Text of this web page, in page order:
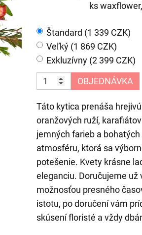
ks
Štandard (1 339 CZK)
Veľký (1 869 CZK)
Exkluzívny (2 399 CZK)
OBJEDNÁVKA
Táto kytica prenáša
oranžových ruží,
jemných farieb a
atmosféru, ktorá sa
potešenie. Kvety krásne
eleganciu. Doručujeme už
možnosťou presného
istotu, po doručení vám
skúsení floristé a vždy